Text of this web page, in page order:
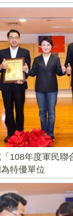
108年度軍民聯
特優單位